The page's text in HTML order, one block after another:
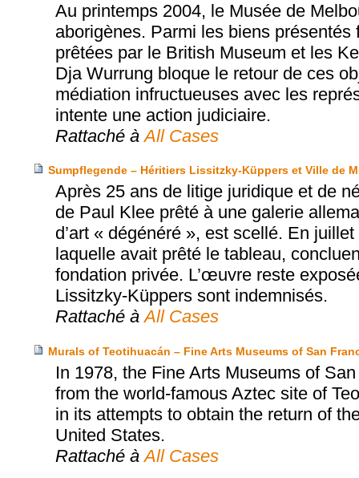
Au printemps 2004, le Musée de
aborigènes. Parmi les biens
prêtées par le British Museum et les
Dja Wurrung bloque le retour de ces
médiation infructueuses avec les
intente une action judiciaire.
Rattaché à All Cases
Sumpflegende – Héritiers Lissitzky-Küppers et Ville de
Après 25 ans de litige juridique et de
de Paul Klee prêté à une galerie
d’art « dégénéré », est scellé. En
laquelle avait prêté le tableau,
fondation privée. L’œuvre reste
Lissitzky-Küppers sont indemnisés.
Rattaché à All Cases
Murals of Teotihuacán – Fine Arts Museums of San
In 1978, the Fine Arts Museums of
from the world-famous Aztec site of
in its attempts to obtain the return of
United States.
Rattaché à All Cases